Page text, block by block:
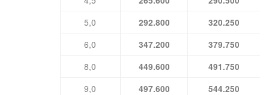
5,0 292.800 320.250
6,0 347.200 379.750
8,0 449.600 491.750
9,0 497.600
544.250